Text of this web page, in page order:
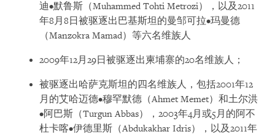
迪•默鲁斯（Muhammed Tohti Metrozi），以及2011
年8月8日被驱逐出巴基斯坦的曼邹可拉•玛曼德
（Manzokra Mamad）等六名维族人
2009年12月 29日被驱逐出柬埔寨的20名维族人；
被驱逐出哈萨克斯坦的四名维族人，包括2001年12
月的艾哈迈德•穆罕默德（Ahmet Memet）和土尔洪
•阿巴斯（Turgun Abbas）， 2003年4月或5月的阿不
杜卡喀•伊德里斯（Abdukakhar Idris），以及2011年